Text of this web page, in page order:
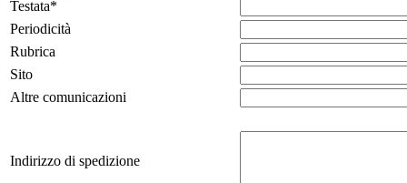
Testata*
Periodicità
Rubrica
Sito
Altre comunicazioni
Indirizzo di spedizione